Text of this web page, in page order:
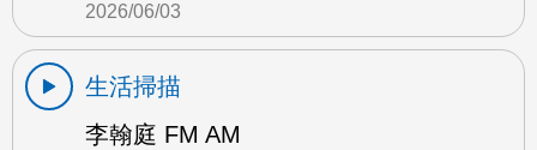
2026/06/03
生活掃描
李翰庭 FM AM